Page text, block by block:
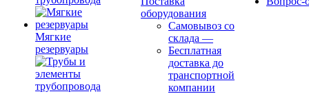
Мягкие
резервуары
оборудования
Самовывоз со
склада —
Бесплатная
доставка до
транспортной
компании